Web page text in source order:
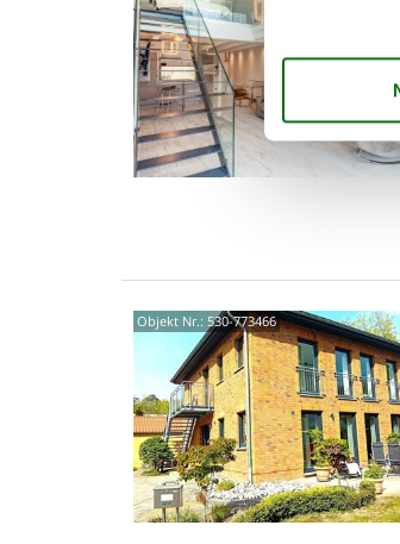
Objekt Nr.: 530-773466